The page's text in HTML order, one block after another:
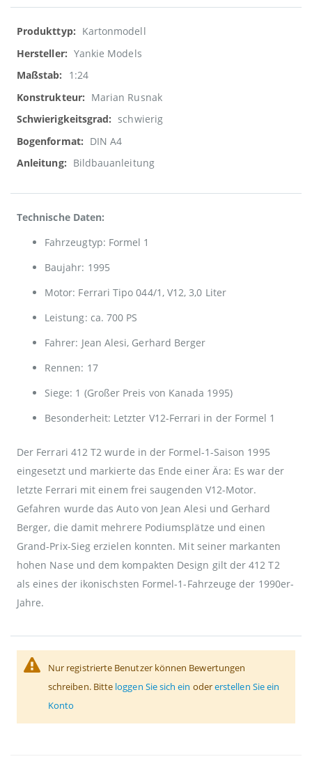
Weitere
Informationen
Kartonmodell
Yankie Models
1:24
Marian Rusnak
schwierig
DIN A4
Bildbauanleitung
Technische Daten:
Fahrzeugtyp: Formel 1
Baujahr: 1995
Motor: Ferrari Tipo 044/1, V12, 3,0 Liter
Leistung: ca. 700 PS
Fahrer: Jean Alesi, Gerhard Berger
Rennen: 17
Siege: 1 (Großer Preis von Kanada 1995)
Besonderheit: Letzter V12-Ferrari in der Formel 1
Der Ferrari 412 T2 wurde in der Formel-1-Saison 1995
eingesetzt und markierte das Ende einer Ära: Es war der
letzte Ferrari mit einem frei saugenden V12-Motor.
Gefahren wurde das Auto von Jean Alesi und Gerhard
Berger, die damit mehrere Podiumsplätze und einen
Grand-Prix-Sieg erzielen konnten. Mit seiner markanten
hohen Nase und dem kompakten Design gilt der 412 T2
als eines der ikonischsten Formel-1-Fahrzeuge der 1990er-
Jahre.
Nur registrierte Benutzer können Bewertungen
schreiben. Bitte loggen Sie sich ein odererstellen Sie ein
Konto